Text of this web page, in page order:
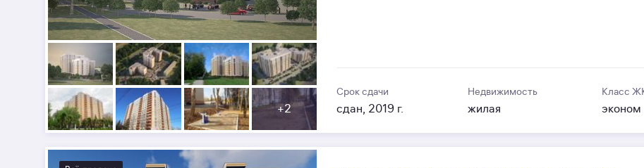
+2
Срок сдачи
сдан, 2019 г.
Недвижимость
жилая
Класс
эконом